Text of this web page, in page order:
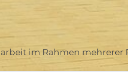
im Rahmen